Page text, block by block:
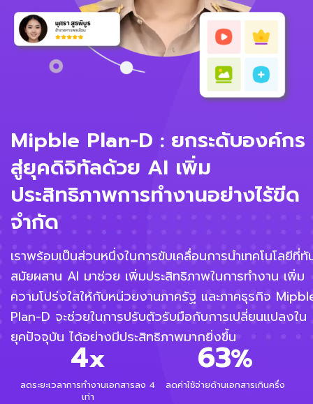
Mipble Plan-D : ยกระดับองค์กร
สู่ยุคดิจิทัลด้วย AI เพิ่ม
ประสิทธิภาพการทำงานอย่างไร้ขีด
จำกัด
เราพร้อมเป็นส่วนหนึ่งในการขับเคลื่อนการนำเทคโนโลยีที่ทั
สมัยผสาน AI มาช่วย เพิ่มประสิทธิภาพในการทำงาน เพิ่ม
ความโปร่งใสให้กับหน่วยงานภาครัฐ และภาคธุรกิจ
Plan-D จะช่วยในการปรับตัวรับมือกับการเปลี่ยนแปลงใน
ยุคปัจจุบัน ได้อย่างมีประสิทธิภาพมากยิ่งขึ้น
4x
ลดระยะเวลาการทำงานเอกสารลง 4
เท่า
63%
ลดค่าใช้จ่ายด้านเอกสารเกินครึ่ง